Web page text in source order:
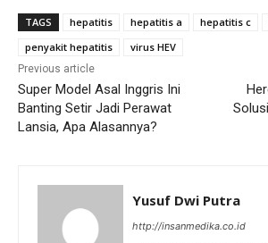
TAGS hepatitis hepatitis a hepatitis c
penyakit hepatitis
virus HEV
Previous article
Super Model Asal Inggris Ini
Banting Setir Jadi Perawat
Lansia, Apa Alasannya?
Yusuf Dwi Putra
http://insanmedika.co.id